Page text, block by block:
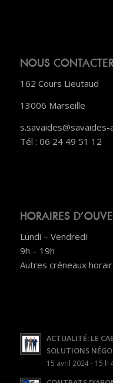
NOUS
162 Cours Lieutaud
13006 Marseille
s.savaides@savaides-
Tél : 06 24 49 51 12
HORAIRES
Lundi – Vendredi
9h – 19h
Autres créneaux
ACTUALITÉ: LE
SOLUTIONS
15 avril 2024 - 15 h